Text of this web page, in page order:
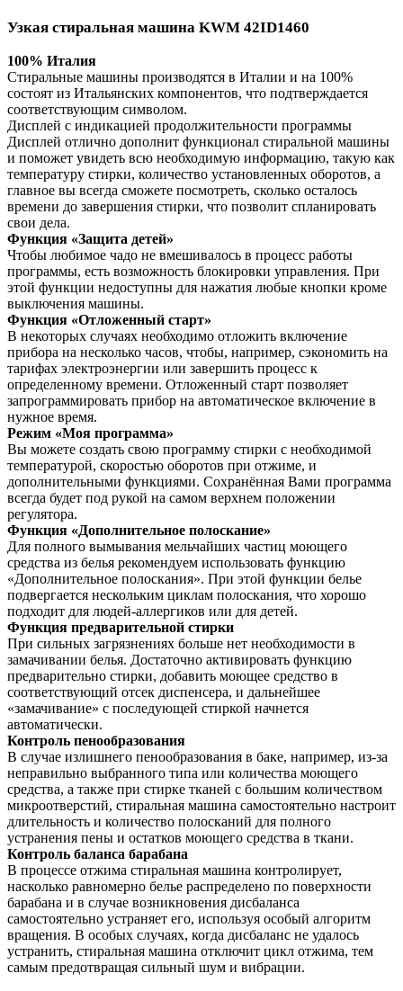
Узкая стиральная машина KWM 42ID1460
100% Италия
Стиральные машины производятся в Италии и на 100%
состоят из Итальянских компонентов, что подтверждается
соответствующим символом.
Дисплей с индикацией продолжительности программы
Дисплей отлично дополнит функционал стиральной машины
и поможет увидеть всю необходимую информацию, такую как
температуру стирки, количество установленных оборотов, а
главное вы всегда сможете посмотреть, сколько осталось
времени до завершения стирки, что позволит спланировать
свои дела.
Функция «Защита детей»
Чтобы любимое чадо не вмешивалось в процесс работы
программы, есть возможность блокировки управления. При
этой функции недоступны для нажатия любые кнопки кроме
выключения машины.
Функция «Отложенный старт»
В некоторых случаях необходимо отложить включение
прибора на несколько часов, чтобы, например, сэкономить на
тарифах электроэнергии или завершить процесс к
определенному времени. Отложенный старт позволяет
запрограммировать прибор на автоматическое включение в
нужное время.
Режим «Моя программа»
Вы можете создать свою программу стирки с необходимой
температурой, скоростью оборотов при отжиме, и
дополнительными функциями. Сохранённая Вами программа
всегда будет под рукой на самом верхнем положении
регулятора.
Функция «Дополнительное полоскание»
Для полного вымывания мельчайших частиц моющего
средства из белья рекомендуем использовать функцию
«Дополнительное полоскания». При этой функции белье
подвергается нескольким циклам полоскания, что хорошо
подходит для людей-аллергиков или для детей.
Функция предварительной стирки
При сильных загрязнениях больше нет необходимости в
замачивании белья. Достаточно активировать функцию
предварительно стирки, добавить моющее средство в
соответствующий отсек диспенсера, и дальнейшее
«замачивание» с последующей стиркой начнется
автоматически.
Контроль пенообразования
В случае излишнего пенообразования в баке, например, из-за
неправильно выбранного типа или количества моющего
средства, а также при стирке тканей с большим количеством
микроотверстий, стиральная машина самостоятельно настроит
длительность и количество полосканий для полного
устранения пены и остатков моющего средства в ткани.
Контроль баланса барабана
В процессе отжима стиральная машина контролирует,
насколько равномерно белье распределено по поверхности
барабана и в случае возникновения дисбаланса
самостоятельно устраняет его, используя особый алгоритм
вращения. В особых случаях, когда дисбаланс не удалось
устранить, стиральная машина отключит цикл отжима, тем
самым предотвращая сильный шум и вибрации.